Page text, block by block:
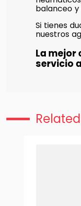
balanceo y
Si tienes
nuestros
La
servicio